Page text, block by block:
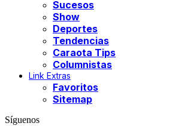
Sucesos
Show
Deportes
Tendencias
Caraota Tips
Columnistas
Link Extras
Favoritos
Sitemap
Síguenos